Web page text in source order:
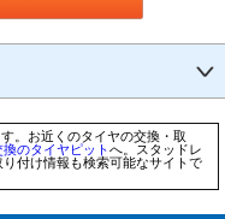
。お近くのタイヤの交換・取
換のタイヤピットへ。スタッドレ
付け情報も検索可能なサイトで